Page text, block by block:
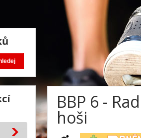
BBP 6 -
hoši